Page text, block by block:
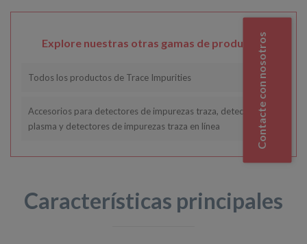
Explore nuestras otras gamas de productos
Todos los productos de Trace Impurities
Accesorios para detectores de impurezas traza, detectores de
plasma y detectores de impurezas traza en línea
Características principales
Contacte con nosotros